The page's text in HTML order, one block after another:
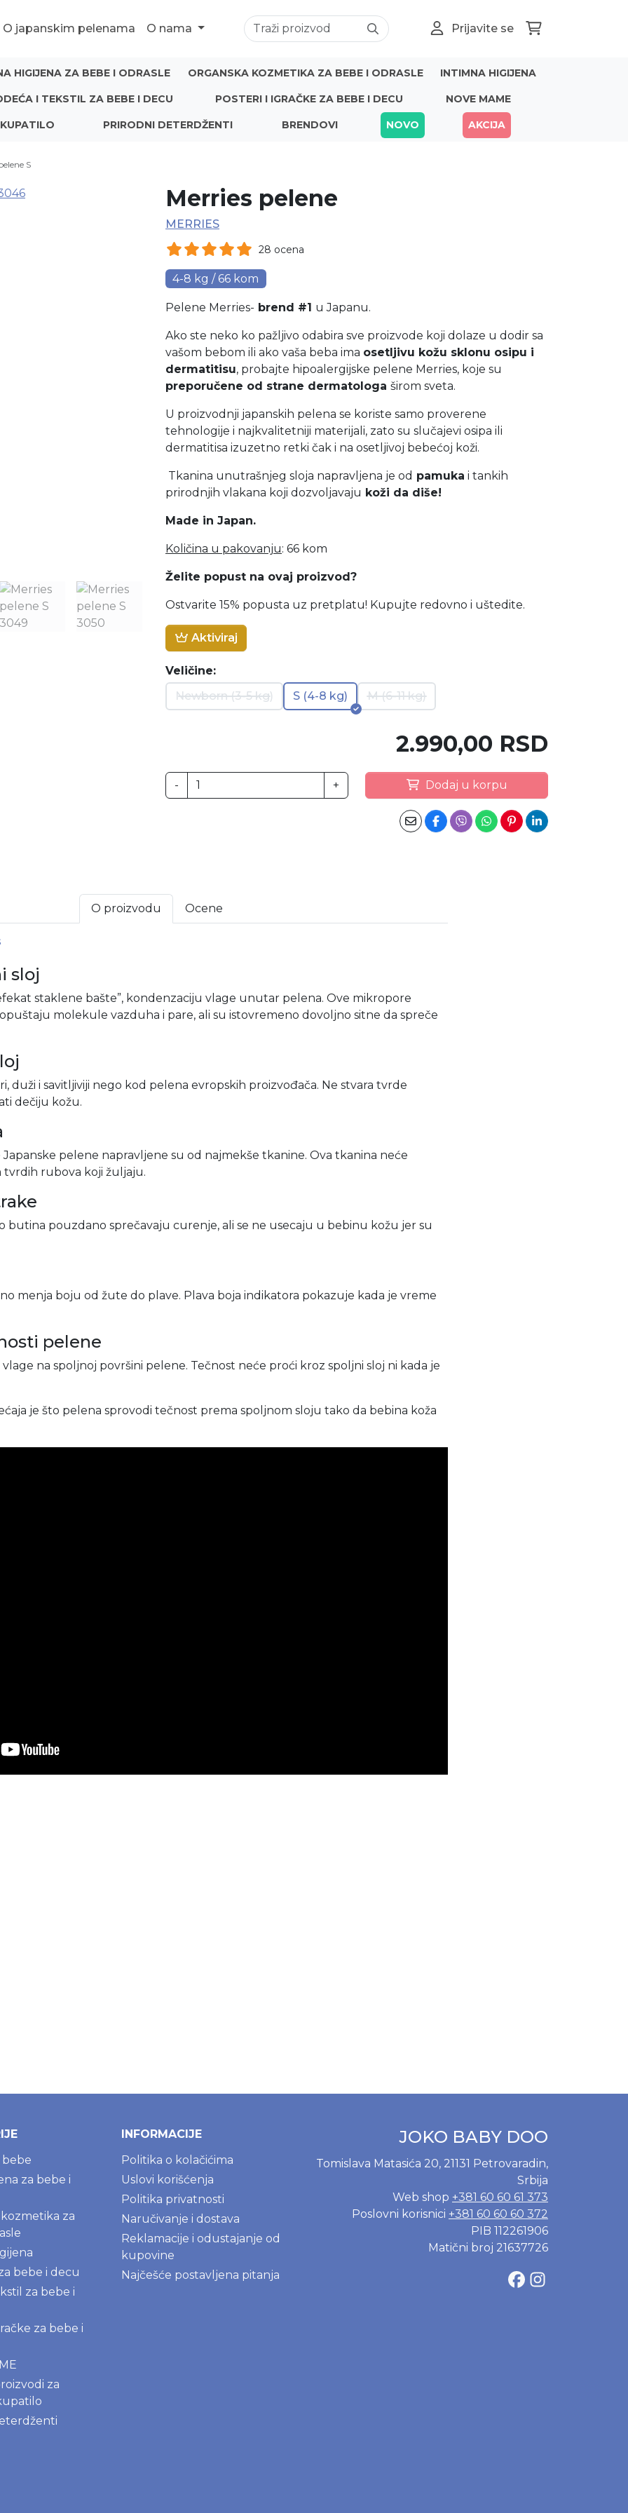
O japanskim pelenama O nama Prijavite se
HIGIJENA ZA BEBE I ODRASLE ORGANSKA KOZMETIKA ZA BEBE I ODRASLE INTIMNA HIGIJENA
I TEKSTIL ZA BEBE I DECU POSTERI I IGRAČKE ZA BEBE I DECU NOVE MAME
PRIRODNI DETERDŽENTI BRENDOVI NOVO AKCIJA
S
Merries pelene
MERRIES
28 ocena
4-8 kg / 66 kom
Veličine:
Newborn (3-5 kg)
S (4-8 kg) M (6-11 kg)
Pelene Merries- brend #1 u Japanu.
Ako ste neko ko pažljivo odabira sve proizvode koji dolaze u dodir sa
vašom bebom ili ako vaša beba ima osetljivu kožu sklonu osipu i
dermatitisu, probajte hipoalergijske pelene Merries, koje su
preporučene od strane dermatologa širom sveta.
U proizvodnji japanskih pelena se koriste samo proverene
tehnologije i najkvalitetniji materijali, zato su slučajevi osipa ili
dermatitisa izuzetno retki čak i na osetljivoj bebećoj koži.
Tkanina unutrašnjeg sloja napravljena je od pamuka i tankih
prirodnjih vlakana koji dozvoljavaju koži da diše!
Made in Japan.
Količina u pakovanju: 66 kom
Želite popust na ovaj proizvod?
Ostvarite 15% popusta uz pretplatu! Kupujte redovno i uštedite.
Aktiviraj
2.990,00 RSD
- + Dodaj u korpu
O proizvodu Ocene
sloj
staklene bašte”, kondenzaciju vlage unutar pelena. Ove mikropore
molekule vazduha i pare, ali su istovremeno dovoljno sitne da spreče
duži i savitljiviji nego kod pelena evropskih proizvođača. Ne stvara tvrde
dečiju kožu.
pelene napravljene su od najmekše tkanine. Ova tkanina neće
tvrdih rubova koji žuljaju.
butina pouzdano sprečavaju curenje, ali se ne usecaju u bebinu kožu jer su
menja boju od žute do plave. Plava boja indikatora pokazuje kada je vreme
pelene
vlage na spoljnoj površini pelene. Tečnost neće proći kroz spoljni sloj ni kada je
je što pelena sprovodi tečnost prema spoljnom sloju tako da bebina koža
bebe
za bebe i
za
bebe i decu
za bebe i
za bebe i
za
INFORMACIJE
Politika o kolačićima
Uslovi korišćenja
Politika privatnosti
Naručivanje i dostava
Reklamacije i odustajanje od
kupovine
Najčešće postavljena pitanja
JOKO BABY DOO
Tomislava Matasića 20, 21131 Petrovaradin,
Srbija
Web shop +381 60 60 61 373
Poslovni korisnici +381 60 60 60 372
PIB 112261906
Matični broj 21637726